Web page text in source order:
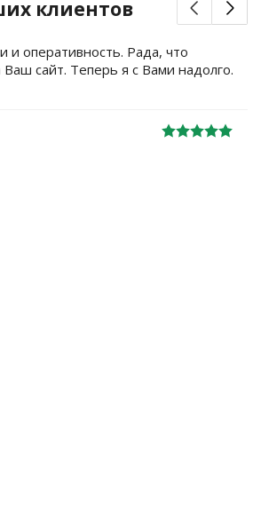
клиентов
и оперативность. Рада, что
Ваш сайт. Теперь я с Вами надолго.